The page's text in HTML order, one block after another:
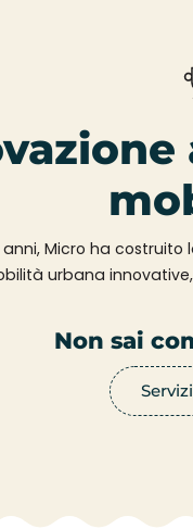
Micro ha costruito
urbana
Non sai